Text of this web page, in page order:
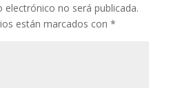
electrónico no será publicada.
están marcados con *